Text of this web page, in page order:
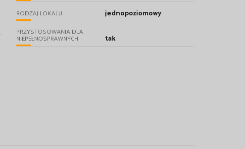
RODZAJ LOKALU jednopoziomowy
PRZYSTOSOWANIA DLA
NIEPEŁNOSPRAWNYCH tak